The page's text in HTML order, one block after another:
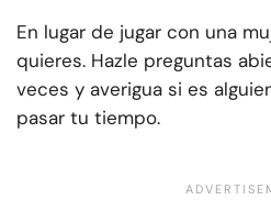
En lugar de jugar con una
quieres. Hazle preguntas
veces y averigua si es
pasar tu tiempo.